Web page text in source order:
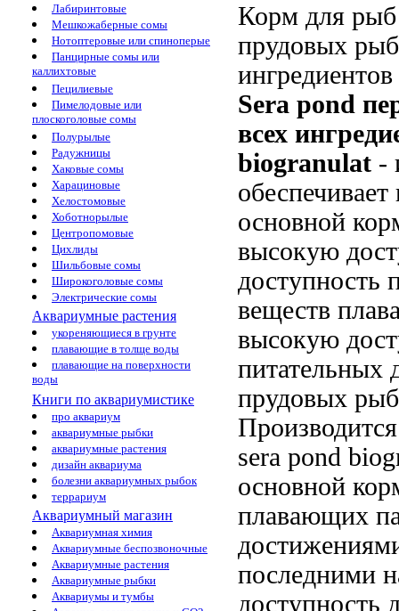
Лабиринтовые
Мешкожаберные сомы
Нотоптеровые или спиноперые
Панцирные сомы или
каллихтовые
Пецилиевые
Пимелодовые или
плоскоголовые сомы
Полурылые
Радужницы
Хаковые сомы
Харациновые
Хелостомовые
Хоботнорылые
Центропомовые
Цихлиды
Шильбовые сомы
Широкоголовые сомы
Электрические сомы
Аквариумные растения
укореняющиеся в грунте
плавающие в толще воды
плавающие на поверхности
воды
Книги по аквариумистике
про аквариум
аквариумные рыбки
аквариумные растения
дизайн аквариума
болезни аквариумных рыбок
террариум
Аквариумный магазин
Аквариумная химия
Аквариумные беспозвоночные
Аквариумные растения
Аквариумные рыбки
Аквариумы и тумбы
Корм для рыб
прудовых
Sera pond
всех
biogranulat -
основной
высокую
доступность
веществ
высокую
питательных
прудовых
sera pond
основной
плавающих
последними
доступность